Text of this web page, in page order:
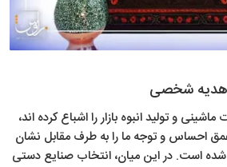
هدیه شخصی
و تولید انبوه بازار را اشباع کرده اند،
احساس و توجه ما را به طرف مقابل نشان
است. در این میان، انتخاب صنایع دستی